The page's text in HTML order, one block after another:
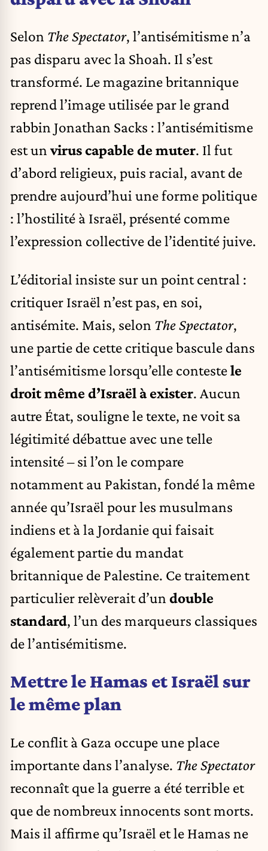
Selon The Spectator, l’antisémitisme n’a
pas disparu avec la Shoah. Il s’est
transformé. Le magazine britannique
reprend l’image utilisée par le grand
rabbin Jonathan Sacks : l’antisémitisme
est unvirus capable de muter. Il fut
d’abord religieux, puis racial, avant de
prendre aujourd’hui une forme politique
: l’hostilité à Israël, présenté comme
l’expression collective de l’identité juive.
L’éditorial insiste sur un point central :
critiquer Israël n’est pas, en soi,
antisémite. Mais, selon The Spectator,
une partie de cette critique bascule dans
l’antisémitisme lorsqu’elle contestele
droit même d’Israël à exister. Aucun
autre État, souligne le texte, ne voit sa
légitimité débattue avec une telle
intensité – si l’on le compare
notamment au Pakistan, fondé la même
année qu’Israël pour les musulmans
indiens et à la Jordanie qui faisait
également partie du mandat
britannique de Palestine. Ce traitement
particulier relèverait d’un double
standard, l’un des marqueurs classiques
de l’antisémitisme.
Mettre le Hamas et Israël sur
le même plan
Le conflit à Gaza occupe une place
importante dans l’analyse. The Spectator
reconnaît que la guerre a été terrible et
que de nombreux innocents sont morts.
Mais il affirme qu’Israël et le Hamas ne